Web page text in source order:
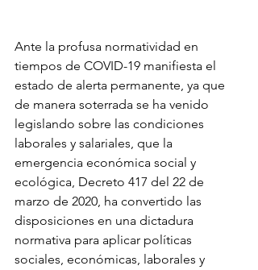
Ante la profusa normatividad en
tiempos de COVID-19 manifiesta el
estado de alerta permanente, ya que
de manera soterrada se ha venido
legislando sobre las condiciones
laborales y salariales, que la
emergencia económica social y
ecológica, Decreto 417 del 22 de
marzo de 2020, ha convertido las
disposiciones en una dictadura
normativa para aplicar políticas
sociales, económicas, laborales y